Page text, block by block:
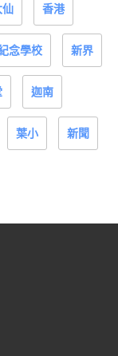
香港
念學校 新界
迦南
葉小 新聞